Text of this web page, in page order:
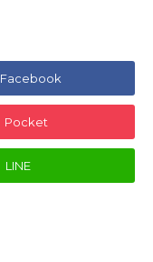
Facebook
Pocket
LINE